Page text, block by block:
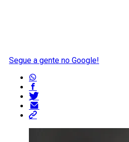
Segue a gente no Google!